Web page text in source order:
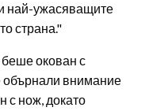
най-ужасяващите
страна."
окован с
обърнали внимание
с нож, докато